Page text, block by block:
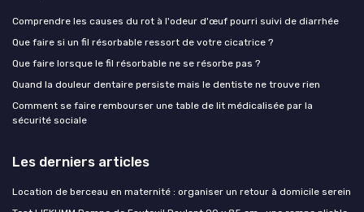
Comprendre les causes du rot à l'odeur d'œuf pourri suivi de diarrhée
Que faire si un fil résorbable ressort de votre cicatrice ?
Que faire lorsque le fil résorbable ne se résorbe pas ?
Quand la douleur dentaire persiste mais le dentiste ne trouve rien
Comment se faire rembourser une table de lit médicalisée par la
sécurité sociale
Les derniers articles
Location de berceau en maternité : organiser un retour à domicile serein